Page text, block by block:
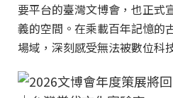
要平台的臺灣文博會，也正式
義的空間。在乘載百年記憶的
場域，深刻感受無法被數位科